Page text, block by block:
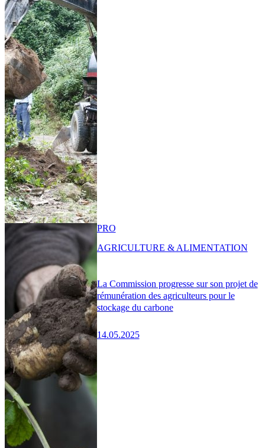
La Commission progresse sur son projet de
rémunération des agriculteurs pour le
stockage du carbone
14.05.2025
PRO
AGRICULTURE & ALIMENTATION